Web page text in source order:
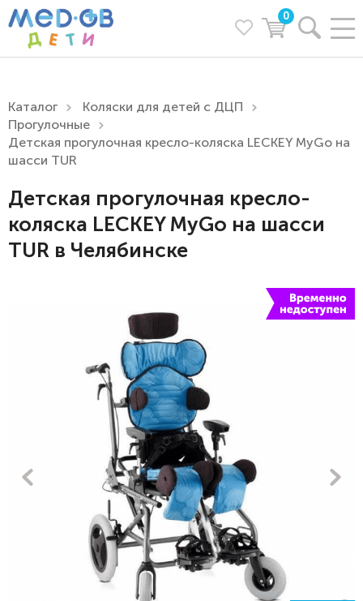
0
Каталог
Коляски для детей с ДЦП
Прогулочные
Детская прогулочная кресло-коляска LECKEY MyGo на
шасси TUR
Детская прогулочная кресло-
коляска LECKEY MyGo на шасси
TUR в Челябинске